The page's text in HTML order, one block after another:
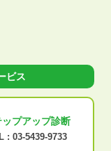
ビス
ップアップ診断
: 03-5439-9733